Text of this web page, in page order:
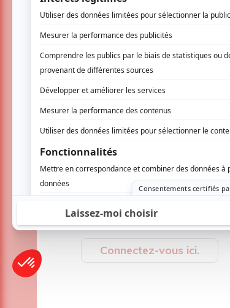
AUCUN
Vous devez être
Connectez-vous ici.